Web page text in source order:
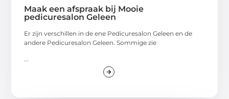
Maak een afspraak bij Mooie
pedicuresalon Geleen
Er zijn verschillen in de ene Pedicuresalon Geleen en de
andere Pedicuresalon Geleen. Sommige zie
...